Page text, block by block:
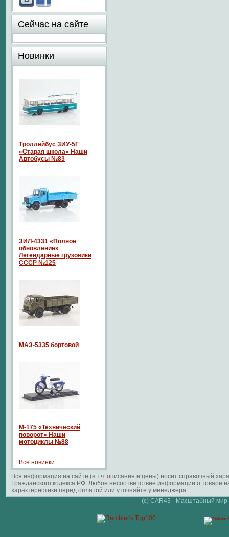
Сейчас на сайте
Новинки
Троллейбус ЗИУ-5Г
«Старая школа» Наши
Автобусы №83
ЗИЛ-4331 «Полное
обновление»
Легендарные грузовики
СССР №125
МАЗ-5335 бортовой
М-175 «Технический
поворот» Наши
мотоциклы №88
Все новинки
Вся информация на сайте (в т.ч. описания и цены) носит справочный
Гражданского кодекса РФ. Любое несоответствие информации о
характеристики перед оплатой или уточняйте у менеджера.
(c) CAR43 - Масштабный мир